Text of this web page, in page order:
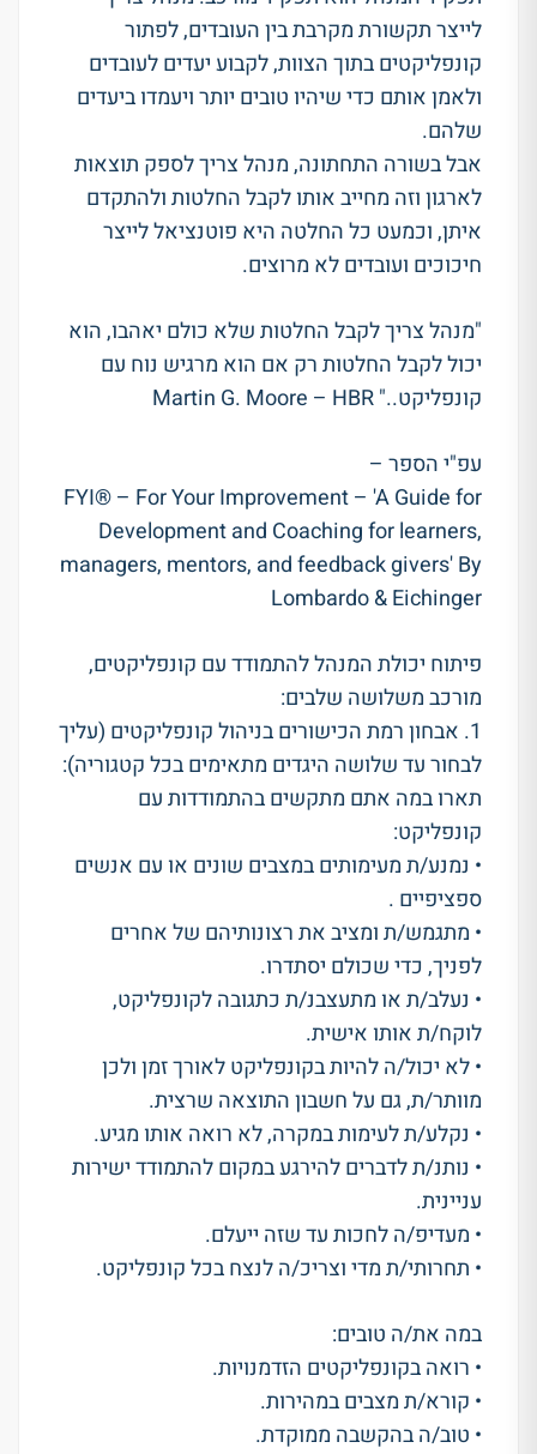
לייצר תקשורת מקרבת בין העובדים, לפתור
קונפליקטים בתוך הצוות, לקבוע יעדים לעובדים
ולאמן אותם כדי שיהיו טובים יותר ויעמדו ביעדים
שלהם.
אבל בשורה התחתונה, מנהל צריך לספק תוצאות
לארגון וזה מחייב אותו לקבל החלטות ולהתקדם
איתן, וכמעט כל החלטה היא פוטנציאל לייצר
חיכוכים ועובדים לא מרוצים.
"מנהל צריך לקבל החלטות שלא כולם יאהבו, הוא
יכול לקבל החלטות רק אם הוא מרגיש נוח עם
קונפליקט.." Martin G. Moore – HBR
עפ"י הספר –
FYI® – For Your Improvement – 'A Guide for
Development and Coaching for learners,
managers, mentors, and feedback givers' By
Lombardo & Eichinger
פיתוח יכולת המנהל להתמודד עם קונפליקטים,
מורכב משלושה שלבים:
1. אבחון רמת הכישורים בניהול קונפליקטים (עליך
לבחור עד שלושה היגדים מתאימים בכל קטגוריה):
תארו במה אתם מתקשים בהתמודדות עם
קונפליקט:
• נמנע/ת מעימותים במצבים שונים או עם אנשים
ספציפיים .
• מתגמש/ת ומציב את רצונותיהם של אחרים
לפניך, כדי שכולם יסתדרו.
• נעלב/ת או מתעצבנ/ת כתגובה לקונפליקט,
לוקח/ת אותו אישית.
• לא יכול/ה להיות בקונפליקט לאורך זמן ולכן
מוותר/ת, גם על חשבון התוצאה שרצית.
• נקלע/ת לעימות במקרה, לא רואה אותו מגיע.
• נותנ/ת לדברים להירגע במקום להתמודד ישירות
עניינית.
• מעדיפ/ה לחכות עד שזה ייעלם.
• תחרותי/ת מדי וצריכ/ה לנצח בכל קונפליקט.
במה את/ה טובים:
• רואה בקונפליקטים הזדמנויות.
• קורא/ת מצבים במהירות.
• טוב/ה בהקשבה ממוקדת.